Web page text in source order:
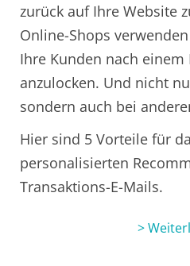
zurück auf Ihre Website
Online-Shops
Ihre Kunden nach einem
anzulocken. Und nicht
sondern auch bei
Hier sind 5 Vorteile für
personalisierten
Transaktions-E-Mails.
>